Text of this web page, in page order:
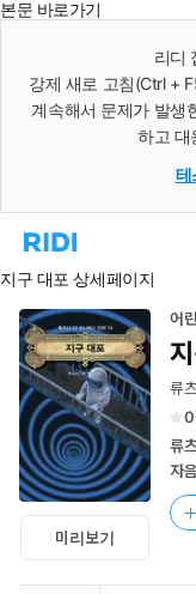
본문 바로가기
리디
강제 새로 고침(Ctrl +
계속해서 문제가 발생
하고 대
테
리
홈
로
이
동
지구 대포 상세페이지
미리보기
어
류
0
류
자